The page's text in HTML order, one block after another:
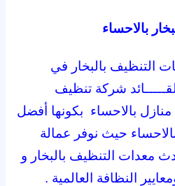
بالاحساء
التنظيف بالبخار في
شركة تنظيف
بالاحساء بكونها أفضل
حيث نوفر عمالة
معدات التنظيف بالبخار و
النظافة العالمية .